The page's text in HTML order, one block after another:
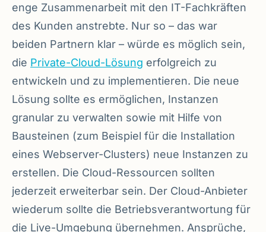
enge Zusammenarbeit mit den IT-Fachkräften
des Kunden anstrebte. Nur so – das war
beiden Partnern klar – würde es möglich sein,
die Private-Cloud-Lösung erfolgreich zu
entwickeln und zu implementieren. Die neue
Lösung sollte es ermöglichen, Instanzen
granular zu verwalten sowie mit Hilfe von
Bausteinen (zum Beispiel für die Installation
eines Webserver-Clusters) neue Instanzen zu
erstellen. Die Cloud-Ressourcen sollten
jederzeit erweiterbar sein. Der Cloud-Anbieter
wiederum sollte die Betriebsverantwortung für
die Live-Umgebung übernehmen. Ansprüche,